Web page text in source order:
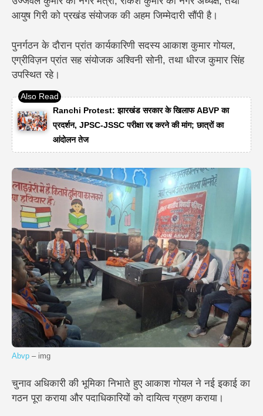
आयुष गिरी को प्रखंड संयोजक की अहम जिम्मेदारी सौंपी है।
पुनर्गठन के दौरान प्रांत कार्यकारिणी सदस्य आकाश कुमार गोयल,
एग्रीविज़न प्रांत सह संयोजक अश्विनी सोनी, तथा धीरज कुमार सिंह
उपस्थित रहे।
Ranchi Protest: झारखंड सरकार के खिलाफ ABVP का
प्रदर्शन, JPSC-JSSC परीक्षा रद्द करने की मांग; छात्रों का
आंदोलन तेज
Abvp – img
चुनाव अधिकारी की भूमिका निभाते हुए आकाश गोयल ने नई इकाई का
गठन पूरा कराया और पदाधिकारियों को दायित्व ग्रहण कराया।